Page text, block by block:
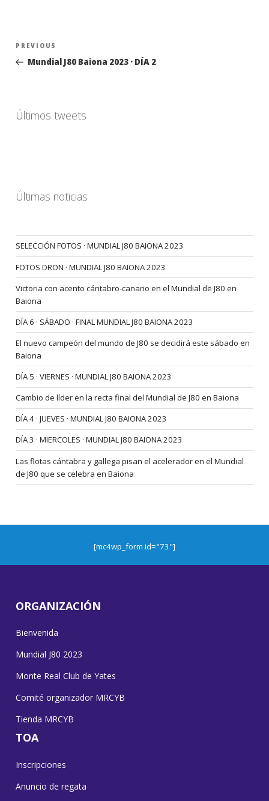
Navegación
entradas
Previous
Post
PREVIOUS
Mundial J80 Baiona 2023 · DÍA 2
Últimos tweets
Últimas noticias
SELECCIÓN FOTOS · MUNDIAL J80 BAIONA 2023
FOTOS DRON · MUNDIAL J80 BAIONA 2023
Victoria con acento cántabro-canario en el Mundial de J80 en
Baiona
DÍA 6 · SÁBADO · FINAL MUNDIAL J80 BAIONA 2023
El nuevo campeón del mundo de J80 se decidirá este sábado en
Baiona
DÍA 5 · VIERNES · MUNDIAL J80 BAIONA 2023
Cambio de líder en la recta final del Mundial de J80 en Baiona
DÍA 4 · JUEVES · MUNDIAL J80 BAIONA 2023
DÍA 3 · MIERCOLES · MUNDIAL J80 BAIONA 2023
Las flotas cántabra y gallega pisan el acelerador en el Mundial
de J80 que se celebra en Baiona
[mc4wp_form id="73"]
ORGANIZACIÓN
Bienvenida
Mundial J80 2023
Monte Real Club de Yates
Comité organizador MRCYB
Tienda MRCYB
TOA
Inscripciones
Anuncio de regata